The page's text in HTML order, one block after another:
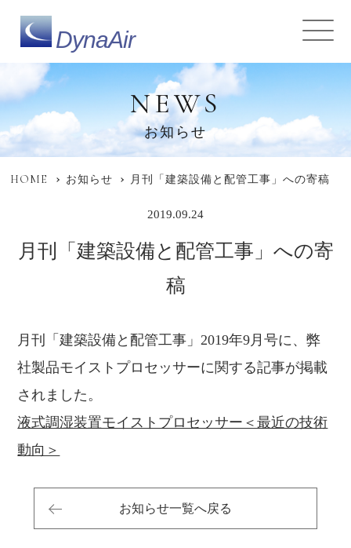
DynaAir
NEWS
お知らせ
HOME お知らせ 月刊「建築設備と配管工事」への寄稿
2019.09.24
月刊「建築設備と配管工事」への寄
稿
月刊「建築設備と配管工事」2019年9月号に、弊
社製品モイストプロセッサーに関する記事が掲載
されました。
液式調湿装置モイストプロセッサー＜最近の技術
動向＞
お知らせ一覧へ戻る